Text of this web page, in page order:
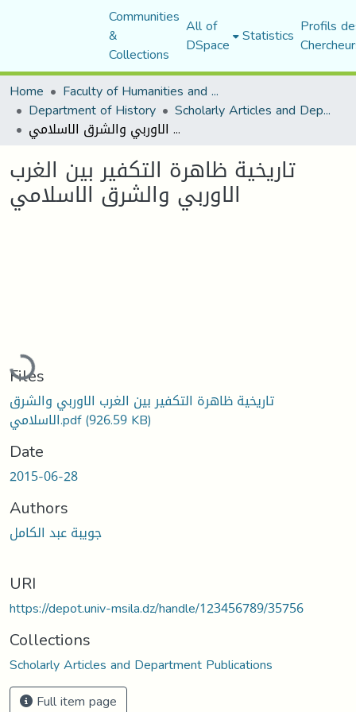
Communities
&
Collections
All of
DSpace Statistics Profils
Home
Faculty of Humanities and Social Sciences
Department of History Scholarly Articles and Department Publications
تاريخية ظاهرة التكفير بين الغرب الاوربي والشرق الاسلامي
تاريخية ظاهرة التكفير بين الغرب
الاوربي والشرق الاسلامي
Files
تاريخية ظاهرة التكفير بين الغرب الاوربي والشرق
الاسلامي.pdf(926.59 KB)
Date
2015-06-28
Authors
جويبة عبد الكامل
URI
https://depot.univ-msila.dz/handle/123456789/35756
Collections
Scholarly Articles and Department Publications
Full item page